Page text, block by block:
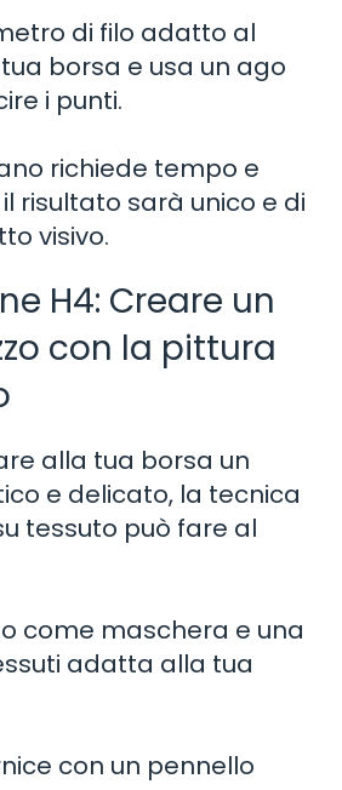
di filo adatto al
borsa e usa un ago
i punti.
richiede tempo e
risultato sarà unico e di
visivo.
H4: Creare un
con la pittura
alla tua borsa un
e delicato, la tecnica
tessuto può fare al
come maschera e una
adatta alla tua
con un pennello